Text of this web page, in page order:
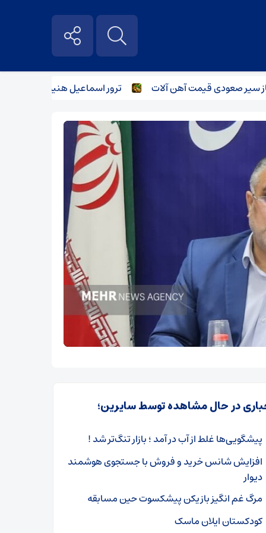
صعودی قیمت آهن آلات ترور اسماعیل هنیه و تاثیر آن بر
در حال مشاهده توسط سایرین؛
پیشگویی‌ها غلط از آب در آمد ؛ بازار تنگ‌تر شد !
افزایش شانس خرید و فروش با جستجوی هوشمند
دیوار
مرگ غم انگیز بازیکن پیشکسوت حین مسابقه
کودکستان ایلان ماسک